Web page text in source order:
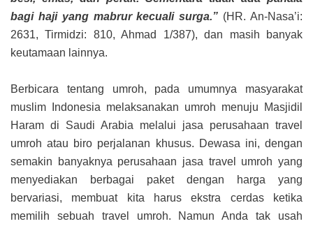
bagi haji yang mabrur kecuali surga.” (HR. An-Nasa’i:
2631, Tirmidzi: 810, Ahmad 1/387), dan masih banyak
keutamaan lainnya.
Berbicara tentang umroh, pada umumnya masyarakat
muslim Indonesia melaksanakan umroh menuju Masjidil
Haram di Saudi Arabia melalui jasa perusahaan travel
umroh atau biro perjalanan khusus. Dewasa ini, dengan
semakin banyaknya perusahaan jasa travel umroh yang
menyediakan berbagai paket dengan harga yang
bervariasi, membuat kita harus ekstra cerdas ketika
memilih sebuah travel umroh. Namun Anda tak usah